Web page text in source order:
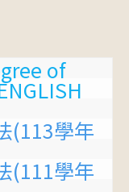
of
(113學年
(111學年